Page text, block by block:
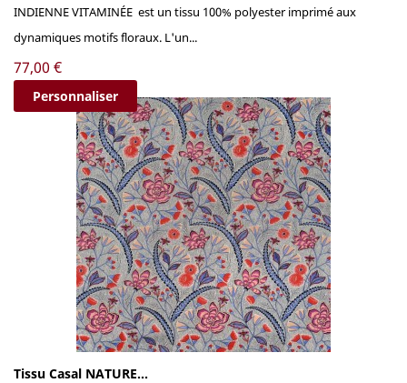
INDIENNE VITAMINÉE est un tissu 100% polyester imprimé aux
dynamiques motifs floraux. L'un...
Prix
77,00 €
Personnaliser
Tissu Casal NATURE...